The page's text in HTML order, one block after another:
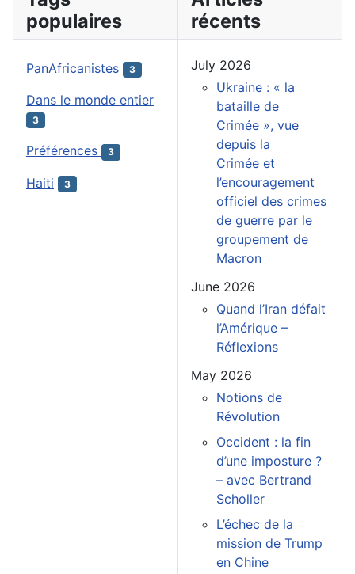
populaires
PanAfricanistes 3
Dans le monde entier
3
Préférences 3
Haiti 3
récents
July 2026
Ukraine : « la
bataille de
Crimée », vue
depuis la
Crimée et
l’encouragement
officiel des crimes
de guerre par le
groupement de
Macron
June 2026
Quand l’Iran défait
l’Amérique –
Réflexions
May 2026
Notions de
Révolution
Occident : la fin
d’une imposture ?
– avec Bertrand
Scholler
L’échec de la
mission de Trump
en Chine